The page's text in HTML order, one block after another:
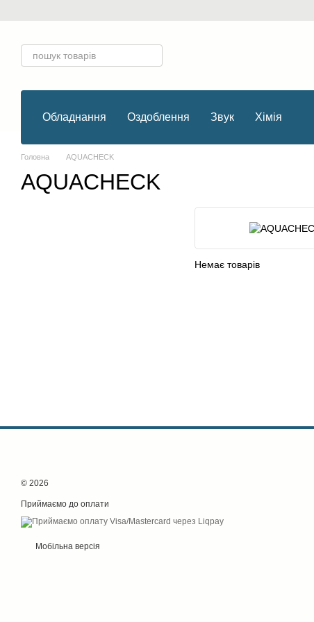
Обладнання Оздоблення Звук Хімія
Головна AQUACHECK
AQUACHECK
Немає товарів
© 2026
Приймаємо до оплати
Мобільна версія